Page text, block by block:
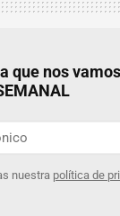
que nos
nuestra política de